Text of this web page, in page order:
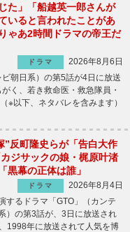
た」「船越英一郎さんが
いると言われたことがあ
ゃあ2時間ドラマの帝王だ
ドラマ
2026年8月6日
朝日系）の第5話が4日に放送
く、若き救命医・救急隊員・
※以下、ネタバレを含みます）
”反町隆史らが「告白大作
ジサックの娘・梶原叶渚
黒幕の正体は誰」
ドラマ
2026年8月4日
するドラマ「GTO」（カンテ
）の第3話が、3日に放送され
1998年に放送されて人気を博